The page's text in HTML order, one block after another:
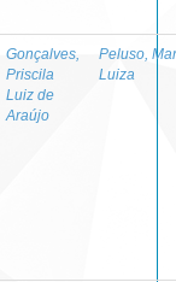
Gonçalves,
Priscila
Luiz de
Araújo
Peluso,
Luiza